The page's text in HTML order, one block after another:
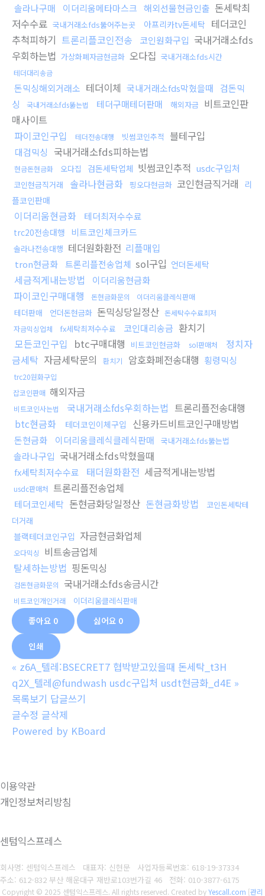
솔라나구매 이더리움메타마스크 해외선물현금인출 돈세탁최
저수수료 국내거래소fds뚫어주는곳 아프리카tv돈세탁 테더코인
추척피하기 트론리플코인전송 코인원화구입 국내거래소fds
우회하는법 가상화폐자금현금화 오다집 국내거래소fds시간
테더대리송금
돈믹싱해외거래소 테더이체 국내거래소fds막혔을때
검돈믹
싱
국내거래소fds뚫는법 테더구매테더판매 해외자금 비트코인판
매사이트
파이코인구입
테더전송대행 빗썸코인추적 블테구입
대검믹싱 국내거래소fds피하는법
현금돈현금화 오다집 검돈세탁업체 빗썸코인추적 usdc구입처
코인현금직거래 솔라나현금화 핑오다현금화 코인현금직거래 리
플코인판매
이더리움현금화 테더최저수수료
trc20전송대행 비트코인체크카드
솔라나전송대행 테더원화환전 리플매입
tron현금화 트론리플전송업체 sol구입 언더돈세탁
세금적게내는방법 이더리움현금화
파이코인구매대행 돈현금화문의 이더리움클레식판매
테더판매 언더돈현금화 돈믹싱당일정산 돈세탁수수료최저
자금믹싱업체
fx세탁최저수수료 코인대리송금 환치기
모든코인구입
btc구매대행 비트코인현금화 sol판매처
정치자
금세탁 자금세탁문의 환치기 암호화폐전송대행 횡령믹싱
trc20원화구입
잡코인판매 해외자금
비트코인사는법 국내거래소fds우회하는법 트론리플전송대행
btc현금화
테더코인이체구입 신용카드비트코인구매방법
돈현금화 이더리움클레식클레식판매 국내거래소fds뚫는법
솔라나구입 국내거래소fds막혔을때
fx세탁최저수수료 태더원화환전 세금적게내는방법
usdc판매처 트론리플전송업체
테더코인세탁 돈현금화당일정산 돈현금화방법
코인돈세탁테
더거래
블랙테더코인구입 자금현금화업체
오다믹싱
비트송금업체
탈세하는방법 핑돈믹싱
검돈현금화문의 국내거래소fds송금시간
비트코인개인거래 이더리움클레식판매
좋아요 0 싫어요 0
인쇄
« z6A_텔레:BSECRET7 협박받고있을때 돈세탁_t3H
q2X_텔레@fundwash usdc구입처 usdt현금화_d4E »
목록보기 답글쓰기
글수정 글삭제
Powered by KBoard
이용약관
개인정보처리방침
센텀익스프레스
회사명: 센텀익스프레스 대표자: 신현문 사업자등록번호: 618-19-37334
주소: 612-832 부산 해운대구 재반로103번가길 46 전화: 010-3877-6175
Copyright © 2025 센텀익스프레스. All rights reserved. Created byYescall.com [관리